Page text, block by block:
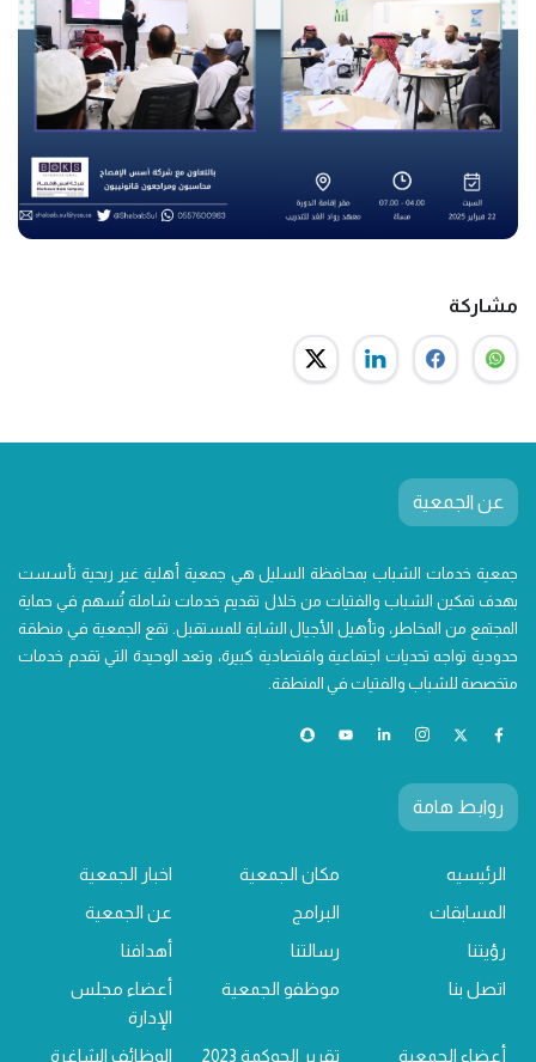
مشاركة
عن الجمعية
جمعية خدمات الشباب بمحافظة السليل هي جمعية أهلية غير ربحية تأسست
بهدف تمكين الشباب والفتيات من خلال تقديم خدمات شاملة تُسهم في حماية
المجتمع من المخاطر، وتأهيل الأجيال الشابة للمستقبل. تقع الجمعية في منطقة
حدودية تواجه تحديات اجتماعية واقتصادية كبيرة، وتعد الوحيدة التي تقدم خدمات
متخصصة للشباب والفتيات في المنطقة.
روابط هامة
الرئيسيه مكان الجمعية
اخبار الجمعية
المسابقات
البرامج
عن الجمعية
رؤيتنا
رسالتنا
أهدافنا
اتصل بنا
موظفو الجمعية
أعضاء مجلس
الإدارة
أعضاء الجمعية
تقرير الحوكمة 2023 الوظائف الشاغرة